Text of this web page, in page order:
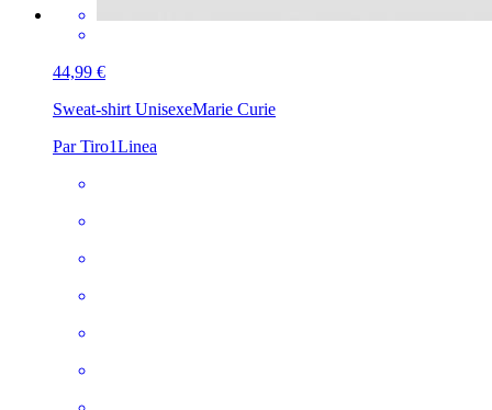
44,99 €
Sweat-shirt UnisexeMarie Curie
Par Tiro1Linea